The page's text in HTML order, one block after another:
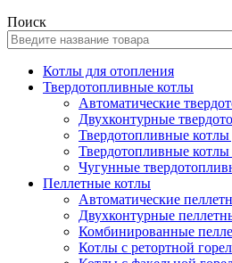
Поиск
Котлы для отопления
Твердотопливные котлы
Автоматические
Двухконтурные
Твердотопливные котлы
Твердотопливные
Чугунные
Пеллетные котлы
Автоматические
Двухконтурные
Комбинированные
Котлы с ретортной